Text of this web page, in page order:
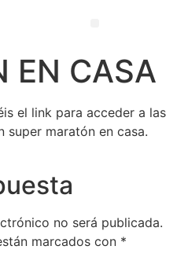
EN CASA
el link para acceder a las
super maratón en casa.
no será publicada.
marcados con *